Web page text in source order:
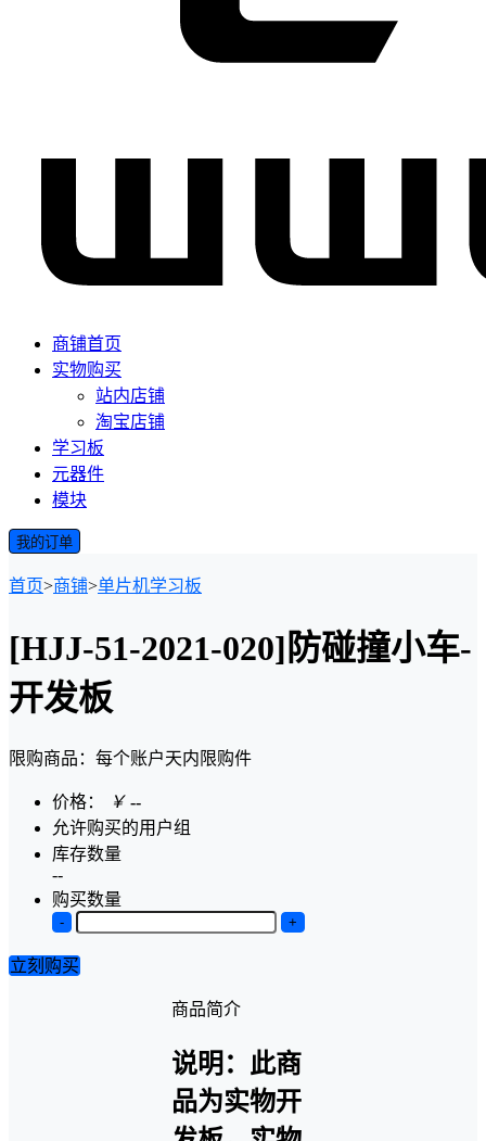
商铺首页
实物购买
站内店铺
淘宝店铺
学习板
元器件
模块
我的订单
首页>商铺>单片机学习板
[HJJ-51-2021-020]防碰撞小车-
开发板
限购商品：每个账户天内 限购件
价格： ￥ --
允许购买的用户组
库存数量
--
购买数量
- +
立刻购买
商品简介
说明：此商
品为实物开